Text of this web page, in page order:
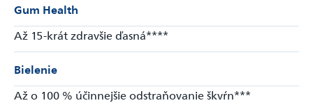
Gum Health
Až 15-krát zdravšie ďasná****
Bielenie
Až o 100 % účinnejšie odstraňovanie škvŕn***